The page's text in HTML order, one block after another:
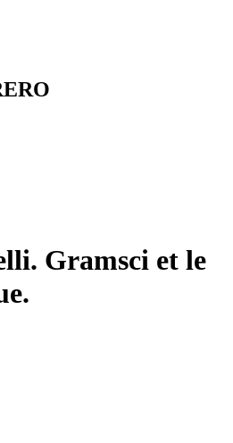
Gramsci et le